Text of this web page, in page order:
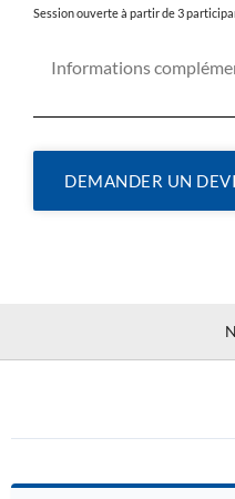
Session ouverte à partir de 3
DEMANDER UN